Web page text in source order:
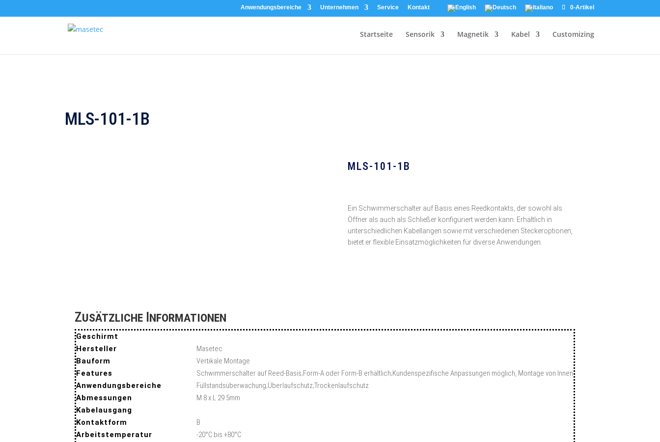
Anwendungsbereiche Unternehmen Service Kontakt 0-Artikel
Startseite Sensorik Magnetik Kabel Customizing
MLS-101-1B
MLS-101-1B
Ein Schwimmerschalter auf Basis eines Reedkontakts, der sowohl als
Öffner als auch als Schließer konfiguriert werden kann. Erhältlich in
unterschiedlichen Kabellängen sowie mit verschiedenen Steckeroptionen,
bietet er flexible Einsatzmöglichkeiten für diverse Anwendungen.
Zusätzliche Informationen
Geschirmt
Hersteller
Masetec
Bauform
Vertikale Montage
Features
Schwimmerschalter auf Reed-Basis;Form-A oder Form-B erhältlich;Kundenspezifische Anpassungen möglich, Montage von Innen
Anwendungsbereiche
Füllstandsüberwachung;Überlaufschutz;Trockenlaufschutz
Abmessungen
M 8 x L 29.5mm
Kabelausgang
Kontaktform
B
Arbeitstemperatur
-20°C bis +80°C